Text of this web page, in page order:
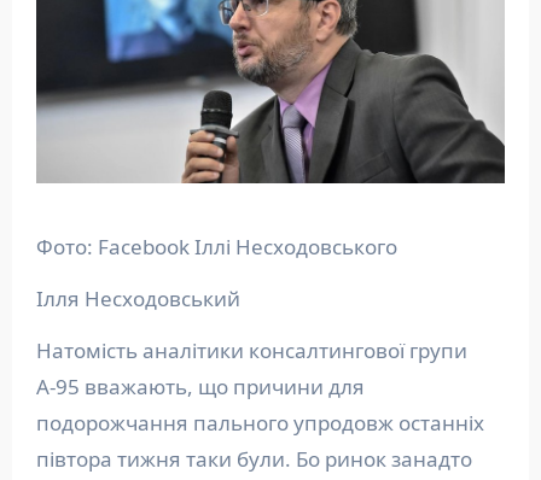
Фото: Facebook Іллі Несходовського
Ілля Несходовський
Натомість аналітики консалтингової групи
А-95 вважають, що причини для
подорожчання пального упродовж останніх
півтора тижня таки були. Бо ринок занадто